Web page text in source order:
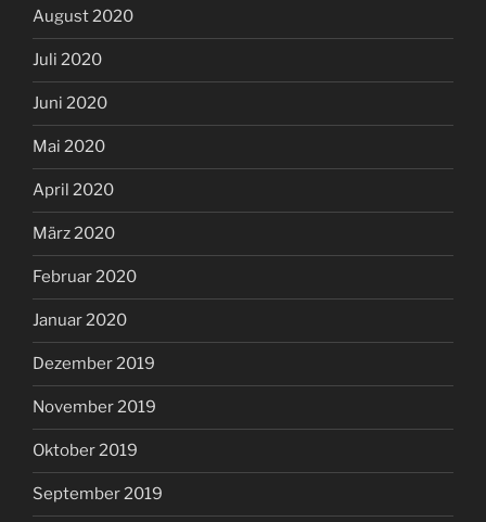
August 2020
Juli 2020
Juni 2020
Mai 2020
April 2020
März 2020
Februar 2020
Januar 2020
Dezember 2019
November 2019
Oktober 2019
September 2019